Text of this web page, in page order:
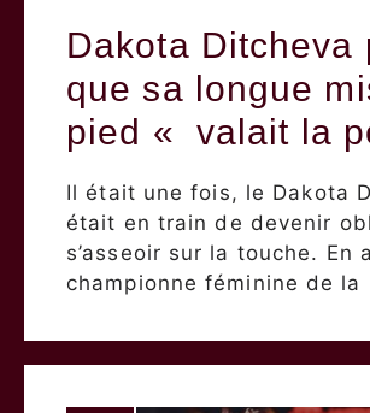
Dakota Ditcheva
que sa longue
pied « valait la
Il était une fois, le Dakota
était en train de devenir
s’asseoir sur la touche. En
championne féminine de la